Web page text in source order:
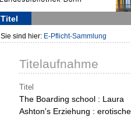
Titel
Sie sind hier: E-Pflicht-Sammlung
Titelaufnahme
Titel
The Boarding school : Laura
Ashton's Erziehung :